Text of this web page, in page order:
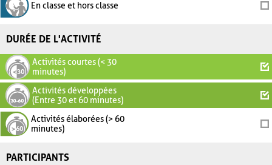
En classe et hors classe
DURÉE DE L'ACTIVITÉ
Activités courtes (< 30
minutes)
Activités développées
(Entre 30 et 60 minutes)
Activités élaborées (> 60
minutes)
PARTICIPANTS